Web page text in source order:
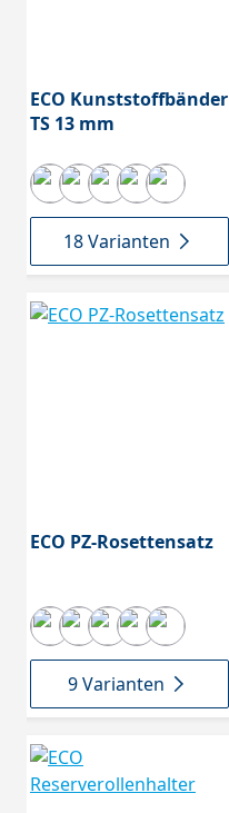
ECO Kunststoffbänder
TS 13 mm
18 Varianten
ECO PZ-Rosettensatz
9 Varianten